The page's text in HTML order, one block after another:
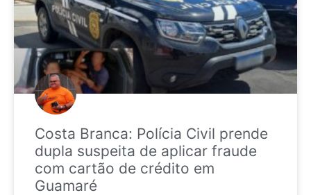
Costa Branca: Polícia Civil prende
dupla suspeita de aplicar fraude
com cartão de crédito em
Guamaré